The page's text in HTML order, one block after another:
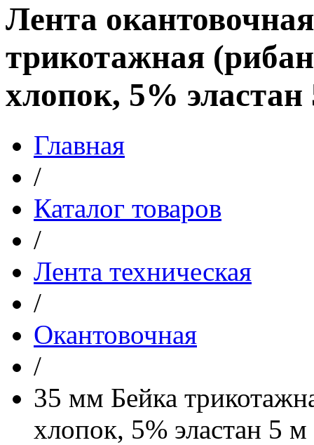
Лента
трикотажная
хлопок, 5%
Главная
/
Каталог товаров
/
Лента техническая
/
Окантовочная
/
35 мм Бейка
хлопок, 5% эластан 5 м